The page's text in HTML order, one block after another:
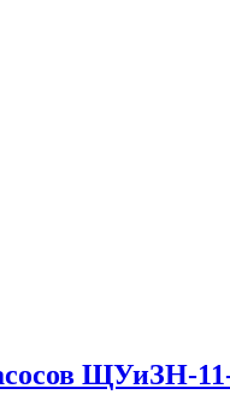
ЩУиЗН-